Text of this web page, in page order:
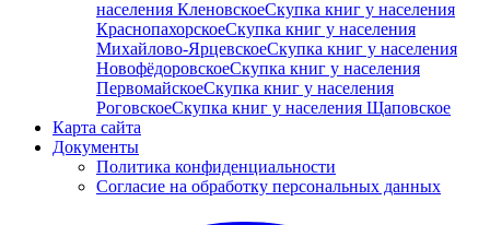
населения КленовскоеСкупка книг у населения
КраснопахорскоеСкупка книг у населения
Михайлово-ЯрцевскоеСкупка книг у населения
НовофёдоровскоеСкупка книг у населения
ПервомайскоеСкупка книг у населения
РоговскоеСкупка книг у населения Щаповское
Карта сайта
Документы
Политика конфиденциальности
Согласие на обработку персональных данных